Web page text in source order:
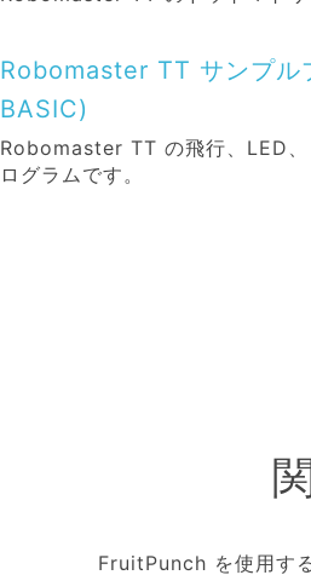
Robomaster TT サンプ
BASIC)
Robomaster TT の飛行、LED、
ログラムです。
FruitPunch を使用す